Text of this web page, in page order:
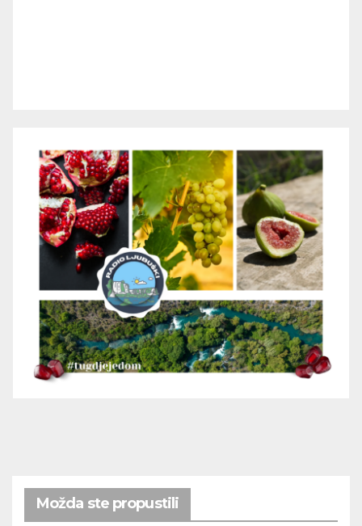
Možda ste propustili